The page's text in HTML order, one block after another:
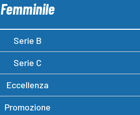
Femminile
Serie B
Serie C
Eccellenza
Promozione